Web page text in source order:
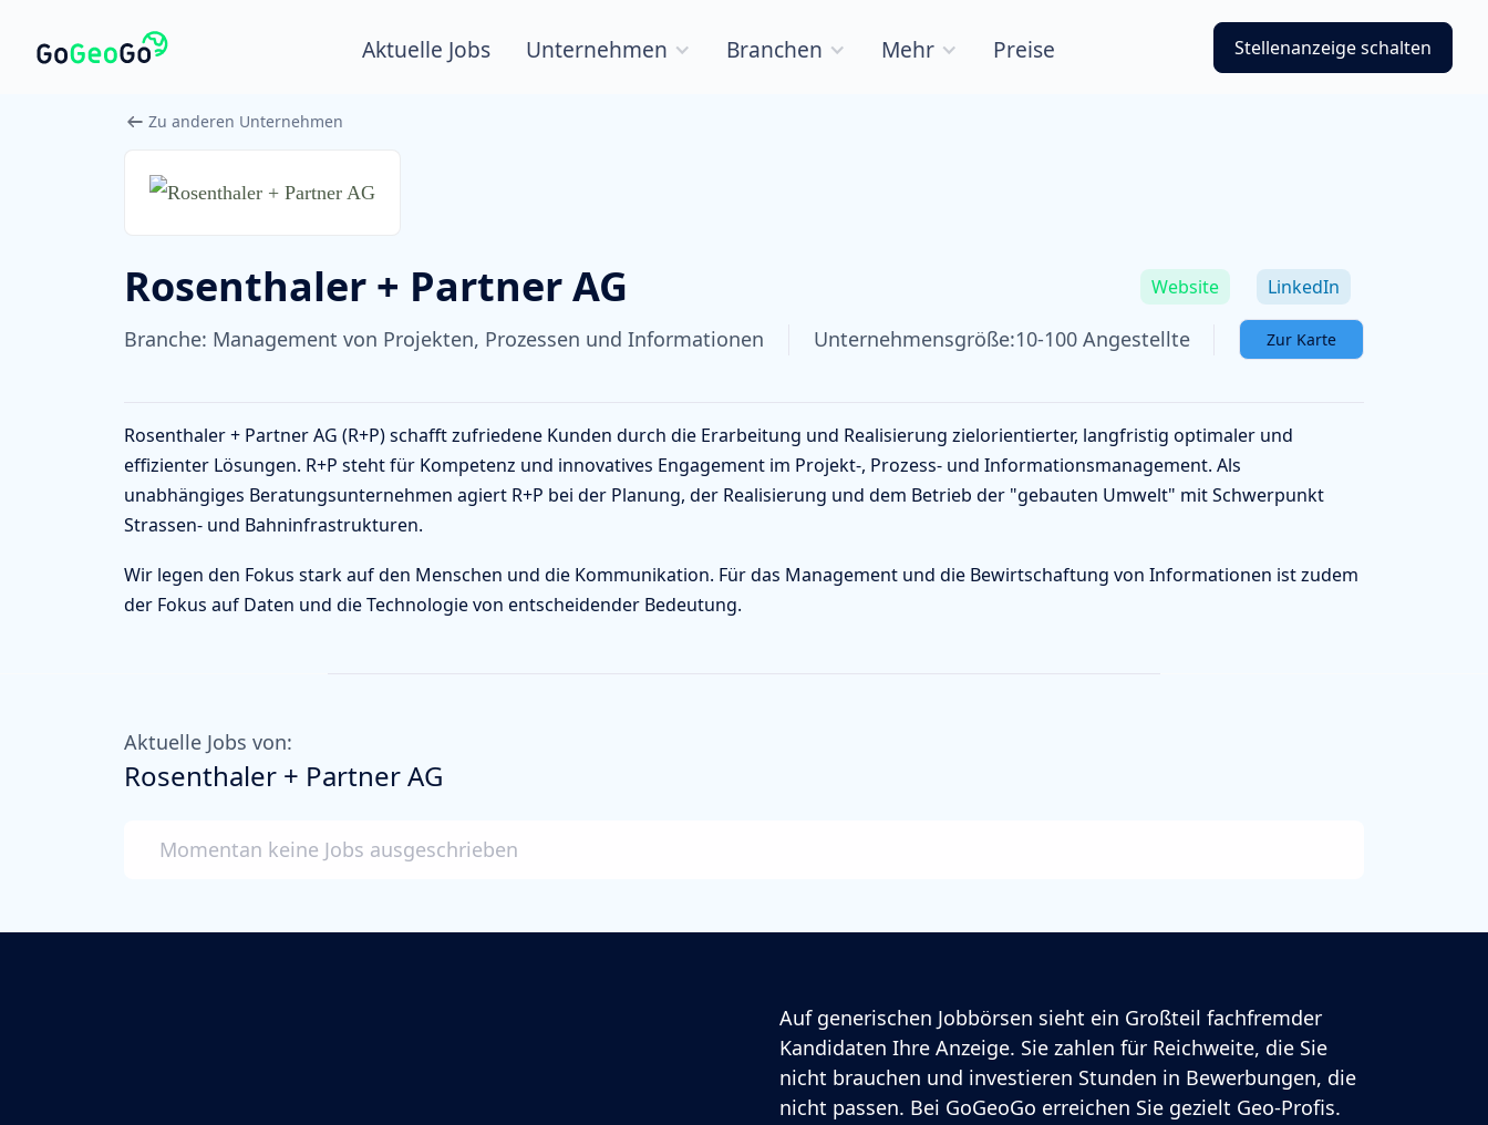
Aktuelle Jobs Unternehmen Branchen Mehr Preise Stellenanzeige schalten
Zu anderen Unternehmen
Rosenthaler + Partner AG Website LinkedIn
Branche: Management von Projekten, Prozessen und Informationen Unternehmensgröße:10-100 Angestellte Zur Karte
Rosenthaler + Partner AG (R+P) schafft zufriedene Kunden durch die Erarbeitung und Realisierung zielorientierter, langfristig optimaler und
effizienter Lösungen. R+P steht für Kompetenz und innovatives Engagement im Projekt-, Prozess- und Informationsmanagement. Als
unabhängiges Beratungsunternehmen agiert R+P bei der Planung, der Realisierung und dem Betrieb der "gebauten Umwelt" mit Schwerpunkt
Strassen- und Bahninfrastrukturen.
Wir legen den Fokus stark auf den Menschen und die Kommunikation. Für das Management und die Bewirtschaftung von Informationen ist zudem
der Fokus auf Daten und die Technologie von entscheidender Bedeutung.
Aktuelle Jobs von:
Rosenthaler + Partner AG
Momentan keine Jobs ausgeschrieben
Auf generischen Jobbörsen sieht ein Großteil fachfremder
Kandidaten Ihre Anzeige. Sie zahlen für Reichweite, die Sie
nicht brauchen und investieren Stunden in Bewerbungen, die
nicht passen. Bei GoGeoGo erreichen Sie gezielt Geo-Profis.